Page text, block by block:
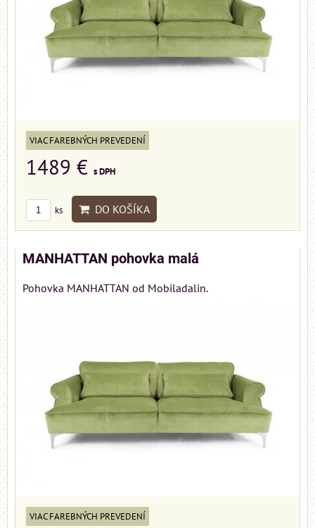
VIAC FAREBNÝCH PREVEDENÍ
1489 € s DPH
ks DO KOŠÍKA
MANHATTAN pohovka malá
Pohovka MANHATTAN od Mobiladalin.
VIAC FAREBNÝCH PREVEDENÍ